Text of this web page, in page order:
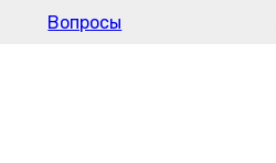
Вопросы